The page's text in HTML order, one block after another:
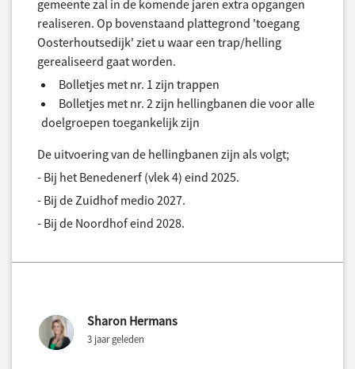
gemeente zal in de komende jaren extra opgangen
realiseren. Op bovenstaand plattegrond 'toegang
Oosterhoutsedijk' ziet u waar een trap/helling
gerealiseerd gaat worden.
Bolletjes met nr. 1 zijn trappen
Bolletjes met nr. 2 zijn hellingbanen die voor alle
doelgroepen toegankelijk zijn
De uitvoering van de hellingbanen zijn als volgt;
- Bij het Benedenerf (vlek 4) eind 2025.
- Bij de Zuidhof medio 2027.
- Bij de Noordhof eind 2028.
Sharon Hermans
3 jaar geleden